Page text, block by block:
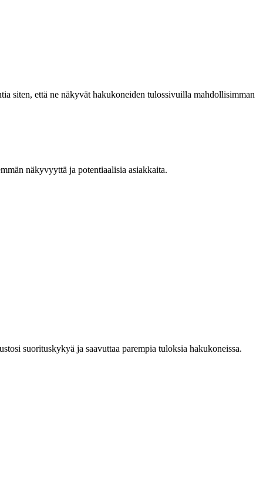
siten, että ne näkyvät hakukoneiden tulossivuilla mahdollisimman
näkyvyyttä ja potentiaalisia asiakkaita.
suorituskykyä ja saavuttaa parempia tuloksia hakukoneissa.